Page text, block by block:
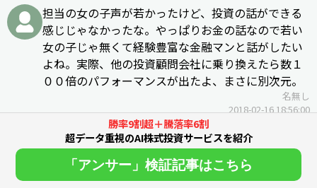
担当の女の子声が若かったけど、投資の話ができる
感じじゃなかったな。やっぱりお金の話なので若い
女の子じゃ無くて経験豊富な金融マンと話がしたい
よね。実際、他の投資顧問会社に乗り換えたら数１
００倍のパフォーマンスが出たよ、まさに別次元。
名無し
2018-02-16 18:56:00
インベスターのお陰で結構損しましたが、今は他の
投資顧問サイトの助言で投資仕手好調です。アベノ
ミクス様さまですね。３月くらいまではこの調子で
勝率9割超＋騰落率6割
超データ重視のAI株式投資サービスを紹介
「アンサー」検証記事はこちら